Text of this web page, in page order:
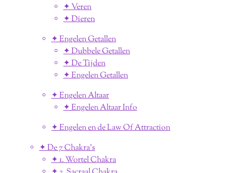
✦ Veren
✦ Dieren
✦ Engelen Getallen
✦ Dubbele Getallen
✦ De Tijden
✦ Engelen Getallen
✦ Engelen Altaar
✦ Engelen Altaar Info
✦ Engelen en de Law Of Attraction
✦ De 7 Chakra's
✦ 1. Wortel Chakra